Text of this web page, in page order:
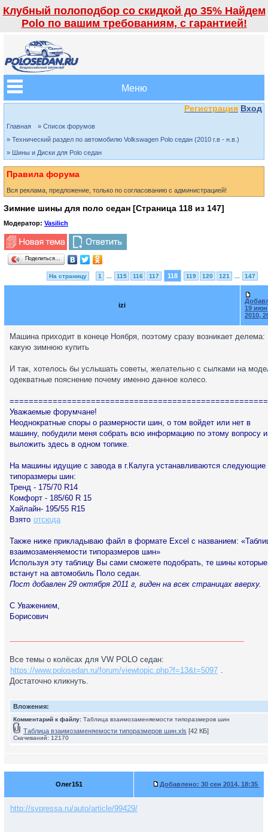
Клубный полоподбор со скидкой до 35% Найдем
Polo по вашим требованиям, с гарантией!
Меню
Регистрация Вход
Главная
» Список форумов
» Технический раздел по автомобилю Volkswagen Polo седан (2010 г.в - н.в.)
» Шины и Диски для Polo седан
Правила форума
Вся реклама, предложение, только по согласованию с администрацией!
Зимние шины для поло седан [Страница 118 из 147]
Модератор: Vasilich
Поделиться…
На страницу 1 115 116 117 118 119 120 121 147
izi
19 июн
2010,
Машина приходит в конеце Ноября, поэтому сразу возникает делема:
какую зимнюю купить
И так, хотелось бы услышать советы, желательно с сылками на
одекватные пояснение почему именно данное колесо.
Уважаемые форумчане!
Неоднократные споры о размерности шин, о том войдет или нет в
машину, побудили меня собрать всю информацию по этому вопросу и
выложить здесь в одном топике.
На машины идущие с завода в г.Калуга устанавливаются следующие
типоразмеры шин:
Тренд - 175/70 R14
Комфорт - 185/60 R 15
Хайлайн- 195/55 R15
Взято отсюда
Также ниже прикладываю файл в формате Excel с названием:
взаимозаменяемости типоразмеров шин»
Используя эту таблицу Вы сами сможете подобрать, те шины которые
встанут на автомобиль Поло седан.
Пост добавлен 29 октября 2011 г, виден на всех страницах вверху.
С Уважением,
Борисович
Все темы о колёсах для VW POLO седан:
https://www.polosedan.ru/forum/viewtopic.php?f=13&t=5097 .
Достаточно кликнуть.
Вложения:
Комментарий к файлу: Таблица взаимозаменяемости типоразмеров шин
Таблица взаимозаменяемости типоразмеров шин.xls [42 КБ]
Скачиваний: 12170
Олег151 Добавлено: 30 сен 2014, 18:35
http://svpressa.ru/auto/article/99429/